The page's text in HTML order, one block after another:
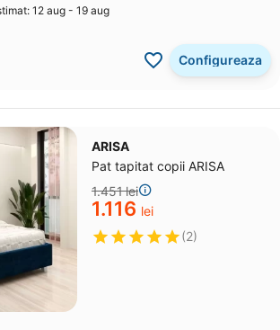
12 aug - 19 aug
Configureaza
ARISA
Pat tapitat copii ARISA
1.451lei
1.116 lei
(2)